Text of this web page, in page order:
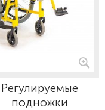
Регулируемые
подножки